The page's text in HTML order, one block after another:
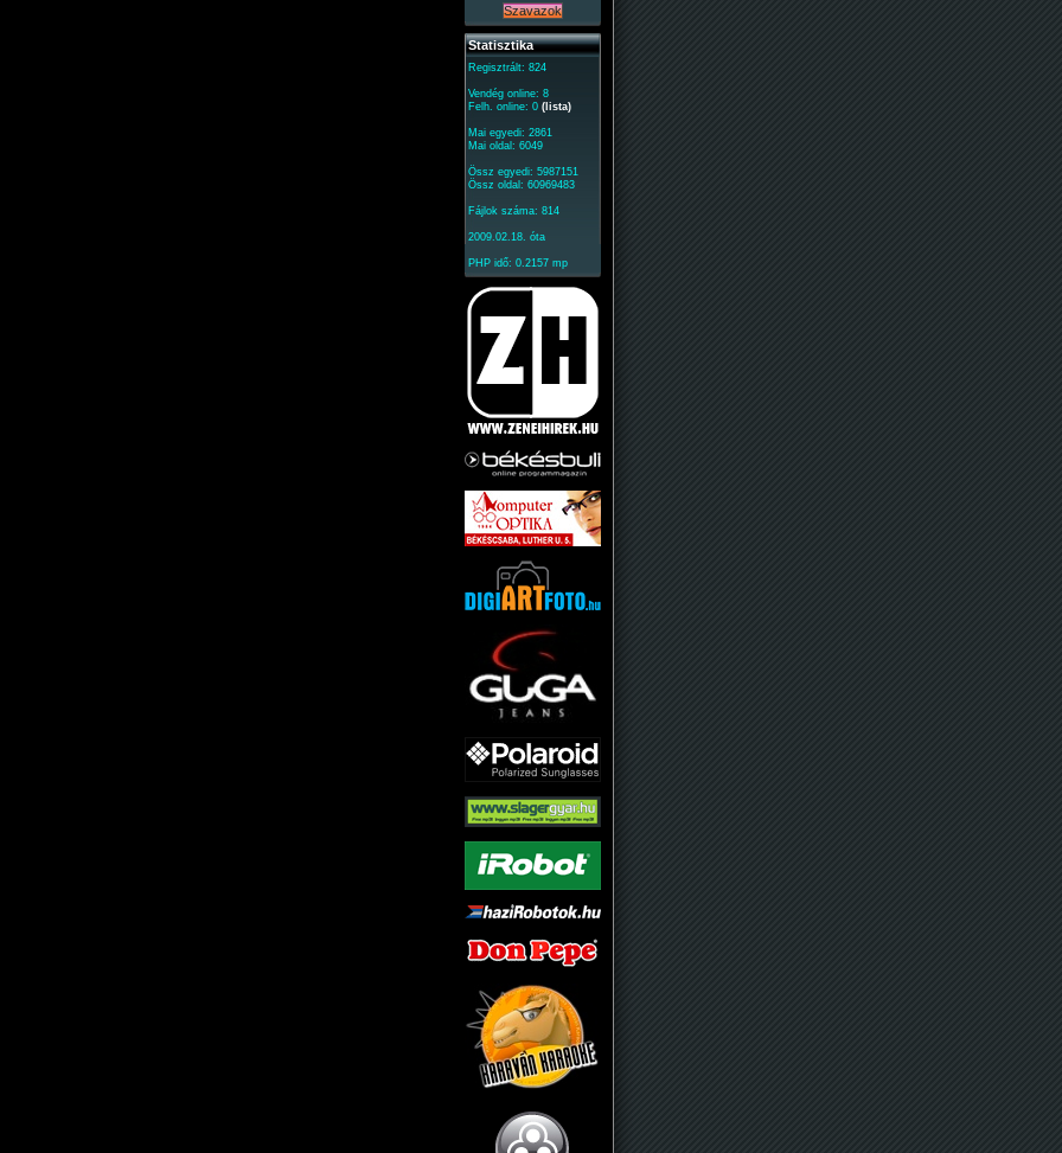
Statisztika
Regisztrált: 824
Vendég online: 8
Felh. online: 0 (lista)
Mai egyedi: 2861
Mai oldal: 6049
Össz egyedi: 5987151
Össz oldal: 60969483
Fájlok száma: 814
2009.02.18. óta
PHP idő: 0.2157 mp